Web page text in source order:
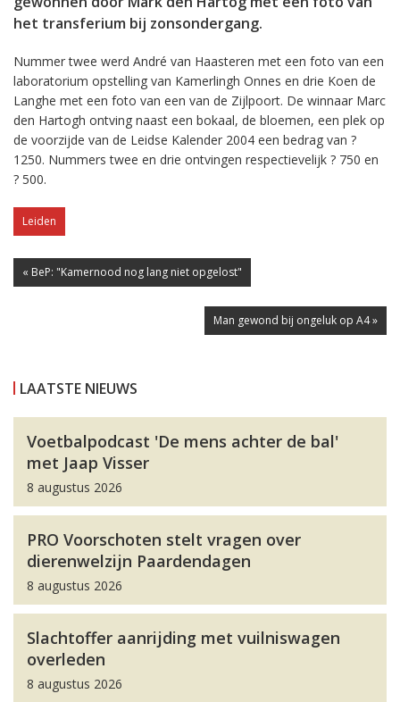
het transferium bij zonsondergang.
Nummer twee werd André van Haasteren met een foto van een
laboratorium opstelling van Kamerlingh Onnes en drie Koen de
Langhe met een foto van een van de Zijlpoort. De winnaar Marc
den Hartogh ontving naast een bokaal, de bloemen, een plek op
de voorzijde van de Leidse Kalender 2004 een bedrag van ?
1250. Nummers twee en drie ontvingen respectievelijk ? 750 en
? 500.
Leiden
« BeP: "Kamernood nog lang niet opgelost"
Man gewond bij ongeluk op A4 »
LAATSTE NIEUWS
Voetbalpodcast 'De mens achter de bal'
met Jaap Visser
8 augustus 2026
PRO Voorschoten stelt vragen over
dierenwelzijn Paardendagen
8 augustus 2026
Slachtoffer aanrijding met vuilniswagen
overleden
8 augustus 2026